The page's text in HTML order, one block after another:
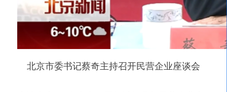
北京市委书记蔡奇主持召开民营企业座谈会